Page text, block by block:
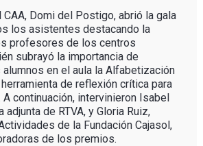
Domi del Postigo, abrió la gala
los asistentes destacando la
profesores de los centros
subrayó la importancia de
en el aula la Alfabetización
de reflexión crítica para
continuación, intervinieron Isabel
adjunta de RTVA, y Gloria Ruiz,
de la Fundación Cajasol,
de los premios.